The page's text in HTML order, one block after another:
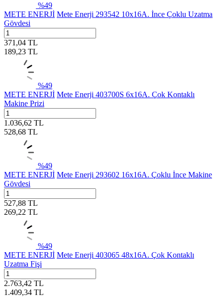
%49
METE ENERJİ Mete Enerji 293542 10x16A. İnce Çoklu Uzatma
Gövdesi
371,04 TL
189,23 TL
%49
METE ENERJİ Mete Enerji 403700S 6x16A. Çok Kontaklı
Makine Prizi
1.036,62 TL
528,68 TL
%49
METE ENERJİ Mete Enerji 293602 16x16A. Çoklu İnce Makine
Gövdesi
527,88 TL
269,22 TL
%49
METE ENERJİ Mete Enerji 403065 48x16A. Çok Kontaklı
Uzatma Fişi
2.763,42 TL
1.409,34 TL